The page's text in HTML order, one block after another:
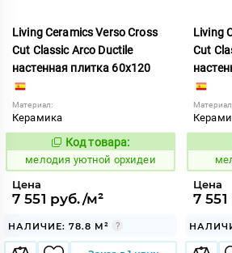
Living Ceramics Verso Cross
Cut Classic Arco Ductile
настенная плитка 60x120
Материал:
Керамика
966939
Код товара:
мелодия уютной орхидеи
Цена
7 551 руб./м²
НАЛИЧИЕ: 78.8 М²
Living
Cut
Цена
7